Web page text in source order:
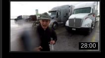
28:00